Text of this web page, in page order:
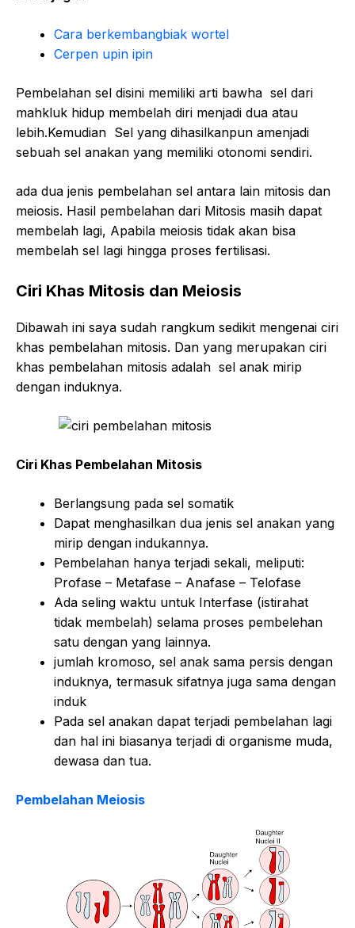
Cara berkembangbiak wortel
Cerpen upin ipin
Pembelahan sel disini memiliki arti bawha sel dari
mahkluk hidup membelah diri menjadi dua atau
lebih.Kemudian Sel yang dihasilkanpun amenjadi
sebuah sel anakan yang memiliki otonomi sendiri.
ada dua jenis pembelahan sel antara lain mitosis dan
meiosis. Hasil pembelahan dari Mitosis masih dapat
membelah lagi, Apabila meiosis tidak akan bisa
membelah sel lagi hingga proses fertilisasi.
Ciri Khas Mitosis dan Meiosis
Dibawah ini saya sudah rangkum sedikit mengenai ciri
khas pembelahan mitosis. Dan yang merupakan ciri
khas pembelahan mitosis adalah sel anak mirip
dengan induknya.
Ciri Khas Pembelahan Mitosis
Berlangsung pada sel somatik
Dapat menghasilkan dua jenis sel anakan yang
mirip dengan indukannya.
Pembelahan hanya terjadi sekali, meliputi:
Profase – Metafase – Anafase – Telofase
Ada seling waktu untuk Interfase (istirahat
tidak membelah) selama proses pembelehan
satu dengan yang lainnya.
jumlah kromoso, sel anak sama persis dengan
induknya, termasuk sifatnya juga sama dengan
induk
Pada sel anakan dapat terjadi pembelahan lagi
dan hal ini biasanya terjadi di organisme muda,
dewasa dan tua.
Pembelahan Meiosis